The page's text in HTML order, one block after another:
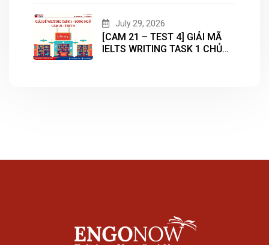
July 29, 2026
[CAM 21 – TEST 4] GIẢI MÃ
IELTS WRITING TASK 1 CHỦ